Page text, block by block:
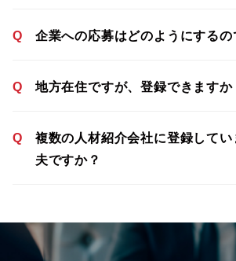
Q 企業への応募はどのようにするの
Q 地方在住ですが、登録できますか
Q
複数の人材紹介会社に登録して
夫ですか？